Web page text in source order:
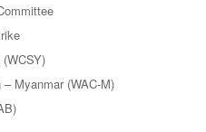
Myanmar (WAC-M)